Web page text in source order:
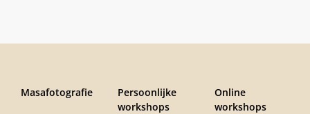
Masafotografie
Persoonlijke
workshops
Online
workshops